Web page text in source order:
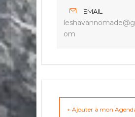
EMAIL
om
+ Ajouter à mon